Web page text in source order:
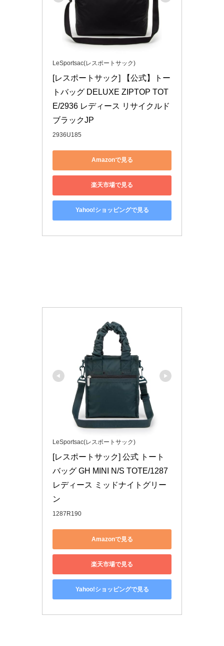
LeSportsac(レスポートサック)
[レスポートサック] 【公式】トー
トバッグ DELUXE ZIPTOP TOT
E/2936 レディース リサイクルド
ブラックJP
2936U185
Amazonで見る
楽天市場で見る
Yahoo!ショッピングで見る
LeSportsac(レスポートサック)
[レスポートサック] 公式 トート
バッグ GH MINI N/S TOTE/1287
レディース ミッドナイトグリー
ン
1287R190
Amazonで見る
楽天市場で見る
Yahoo!ショッピングで見る